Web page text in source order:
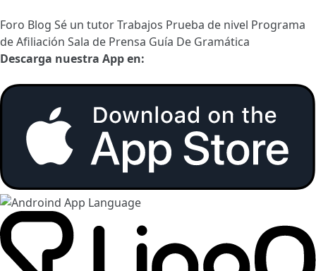
Foro Blog Sé un tutorTrabajos Prueba de nivel Programa
de Afiliación Sala de Prensa Guía De Gramática
Descarga nuestra App en: